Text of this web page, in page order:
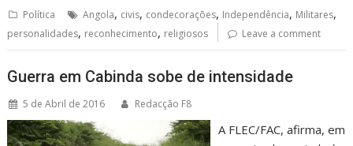
Política Angola, civis, condecorações, Independência, Militares,
personalidades, reconhecimento, religiosos Leave a comment
Guerra em Cabinda sobe de intensidade
5 de Abril de 2016 Redacção F8
A FLEC/FAC, afirma, em